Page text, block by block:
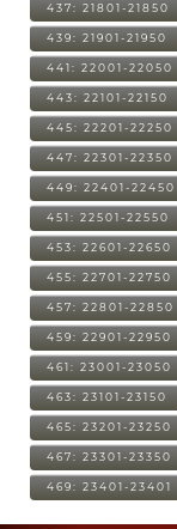
437: 21801-21850
439: 21901-21950
441: 22001-22050
443: 22101-22150
445: 22201-22250
447: 22301-22350
449: 22401-22450
451: 22501-22550
453: 22601-22650
455: 22701-22750
457: 22801-22850
459: 22901-22950
461: 23001-23050
463: 23101-23150
465: 23201-23250
467: 23301-23350
469: 23401-23401